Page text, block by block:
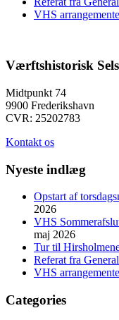
VHS
Værftshistorisk
Midtpunkt 74
9900 Frederikshavn
CVR: 25202783
Kontakt os
Nyeste indlæg
Opstart af
2026
VHS
maj 2026
Tur til
Referat fra
VHS
Categories